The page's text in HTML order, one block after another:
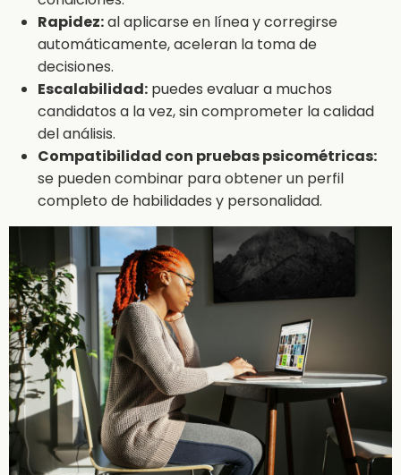
Rapidez:al aplicarse en línea y corregirse
automáticamente, aceleran la toma de
decisiones.
Escalabilidad: puedes evaluar a muchos
candidatos a la vez, sin comprometer la calidad
del análisis.
Compatibilidad con pruebas psicométricas:
se pueden combinar para obtener un perfil
completo de habilidades y personalidad.